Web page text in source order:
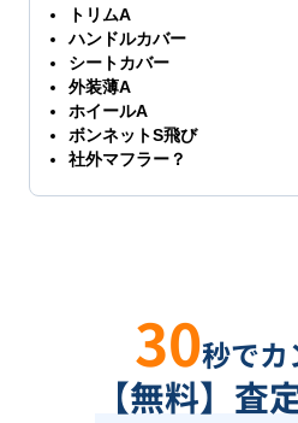
トリムA
ハンドルカバー
シートカバー
外装薄A
ホイールA
ボンネットS飛び
社外マフラー？
30秒でカ
【無料】査